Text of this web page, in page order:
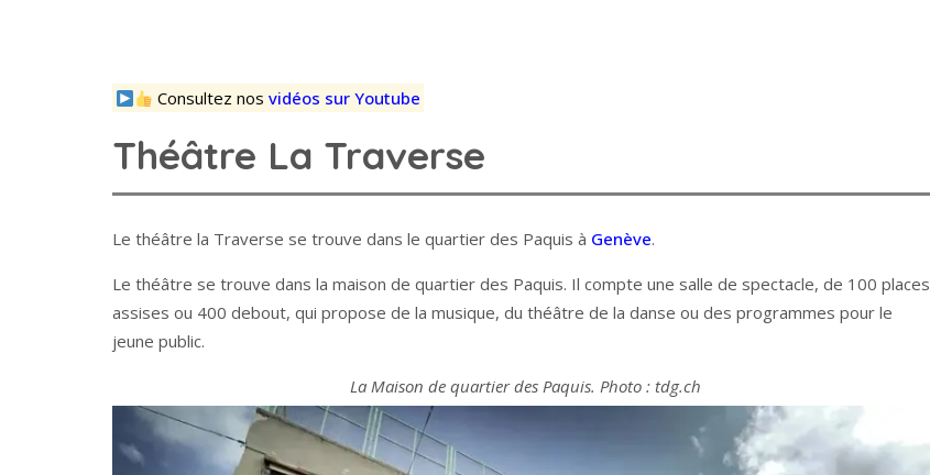
Consultez nosvidéos sur Youtube
Théâtre La Traverse
Le théâtre la Traverse se trouve dans le quartier des Paquis à Genève.
Le théâtre se trouve dans la maison de quartier des Paquis. Il compte une salle de spectacle, de 100 places
assises ou 400 debout, qui propose de la musique, du théâtre de la danse ou des programmes pour le
jeune public.
La Maison de quartier des Paquis. Photo : tdg.ch